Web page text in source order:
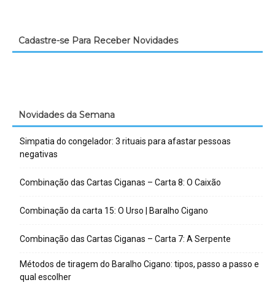
Cadastre-se Para Receber Novidades
Novidades da Semana
Simpatia do congelador: 3 rituais para afastar pessoas
negativas
Combinação das Cartas Ciganas – Carta 8: O Caixão
Combinação da carta 15: O Urso | Baralho Cigano
Combinação das Cartas Ciganas – Carta 7: A Serpente
Métodos de tiragem do Baralho Cigano: tipos, passo a passo e
qual escolher